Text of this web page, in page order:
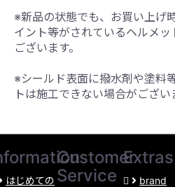
※新品の状態でも、お買い上げ
イント等がされているヘルメ
ございます。
※シールド表面に撥水剤や塗料
トは施工できない場合がござい
はじめての
Customer
Service
Extras
brand